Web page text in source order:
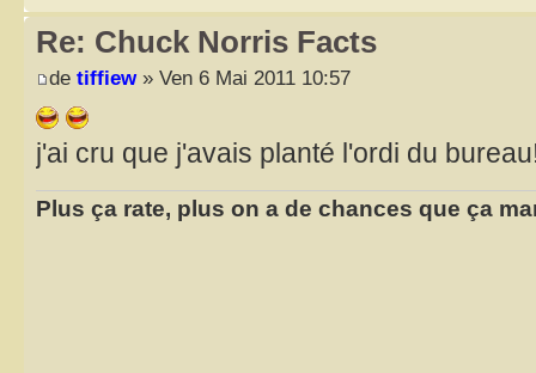
Re: Chuck Norris Facts
de tiffiew» Ven 6 Mai 2011 10:57
j'ai cru que j'avais planté l'ordi du
Plus ça rate, plus on a de chances que ça